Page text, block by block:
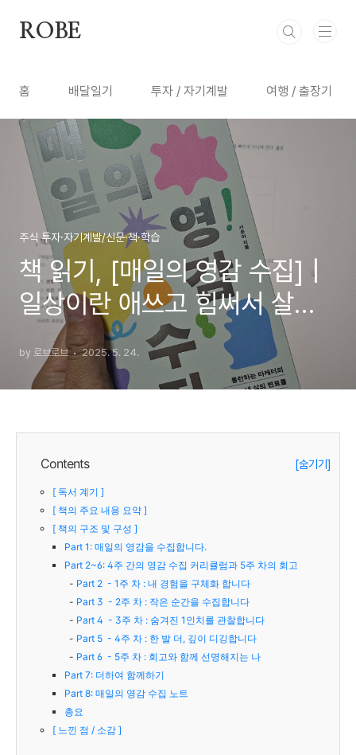
ROBE
홈 배달일기 투자 / 자기계발 여행 / 출장기
주식 투자·자기계발/신문·책·학습
책 읽기, [매일의 영감 수집] |
일상이란 애쓰고 힘써서 살아
내야 하는 것
by 로브로브 2025. 5. 24.
Contents [숨기기]
[ 독서 계기 ]
[ 책의 주요 내용 요약 ]
[ 책의 구조 및 구성 ]
Part 1: 매일의 영감을 수집합니다.
Part 2~6: 4주 간의 영감 수집 커리큘럼과 5주 차의 회고
Part 2 - 1주 차 : 내 경험을 구체화 합니다
Part 3 - 2주 차 : 작은 순간을 수집합니다
Part 4 - 3주 차 : 숨겨진 1인치를 관찰합니다
Part 5 - 4주 차 : 한 발 더, 깊이 디깅합니다
Part 6 - 5주 차 : 회고와 함께 선명해지는 나
Part 7: 더하여 함께하기
Part 8: 매일의 영감 수집 노트
총요
[ 느낀 점 / 소감 ]